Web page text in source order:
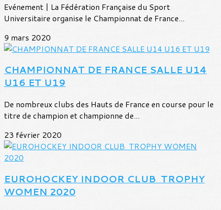
Evénement | La Fédération Française du Sport
Universitaire organise le Championnat de France...
9 mars 2020
CHAMPIONNAT DE FRANCE SALLE U14
U16 ET U19
De nombreux clubs des Hauts de France en course pour le
titre de champion et championne de...
23 février 2020
EUROHOCKEY INDOOR CLUB TROPHY
WOMEN 2020